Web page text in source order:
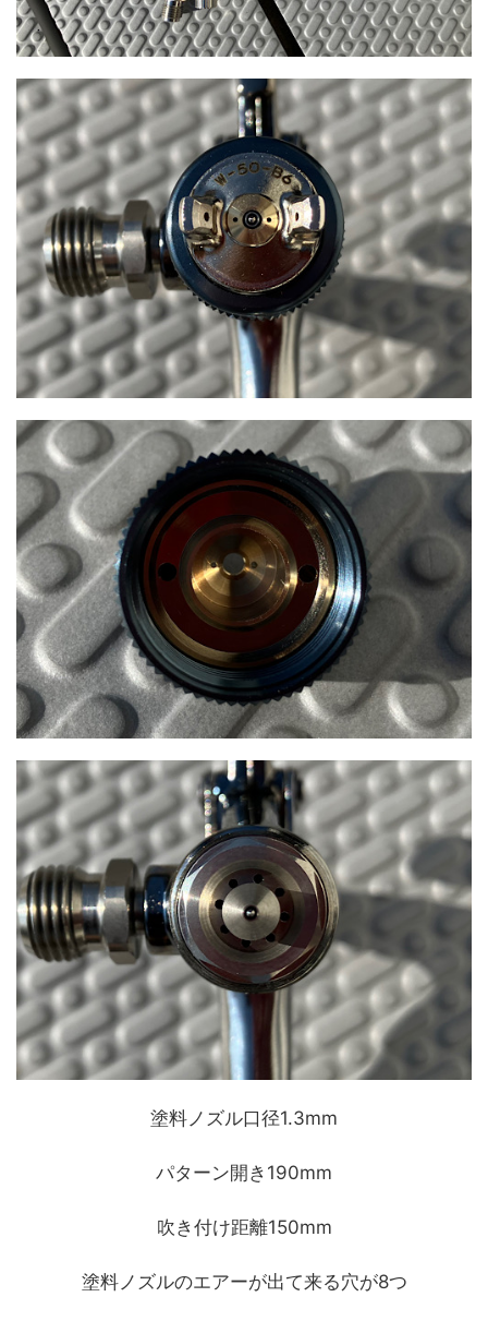
塗料ノズル口径1.3mm
パターン開き190mm
吹き付け距離150mm
塗料ノズルのエアーが出て来る穴が8つ